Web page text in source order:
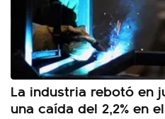
La industria rebotó en
una caída del 2,2% en